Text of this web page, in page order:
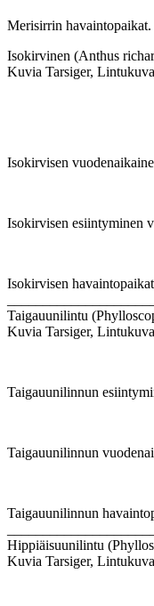
Merisirrin havaintopaikat.
Isokirvinen (Anthus
Kuvia Tarsiger,
Isokirvisen
Isokirvisen esiintyminen
Isokirvisen
Taigauunilintu
Kuvia Tarsiger,
Taigauunilinnun
Taigauunilinnun
Taigauunilinnun
Hippiäisuunilintu
Kuvia Tarsiger,